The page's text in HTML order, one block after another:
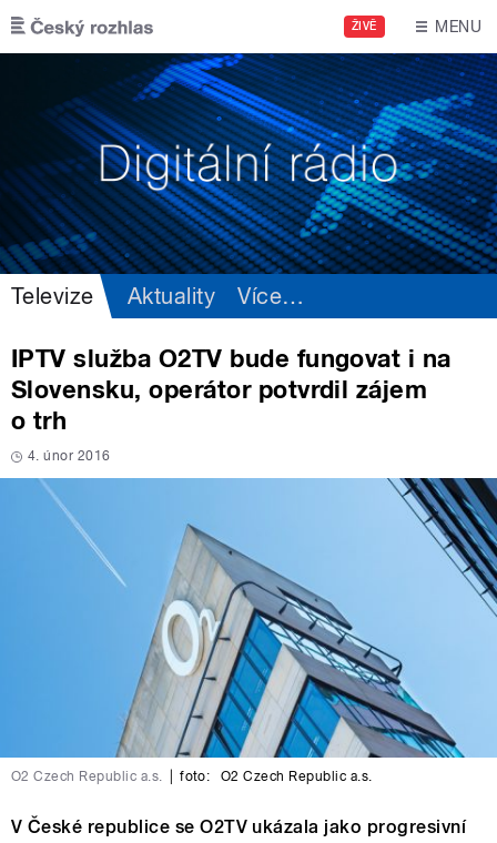
Přejít k hlavnímu obsahu
ŽIVĚ MENU
Televize Aktuality Více…
IPTV služba O2TV bude fungovat i na
Slovensku, operátor potvrdil zájem
o trh
4. únor 2016
O2 Czech Republic a.s. foto: O2 Czech Republic a.s.
V České republice se O2TV ukázala jako progresivní